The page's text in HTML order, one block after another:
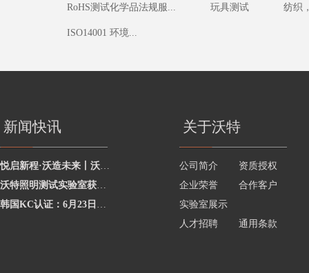
RoHS测试化学品法规服... 玩具测试 纺织
ISO14001 环境...
新闻快讯
悦启新程·沃造未来丨沃特学院2026年度讲师聘任暨2025年度优秀讲师颁奖活动圆
沃特照明测试实验室获澳洲灯具最新标准CNAS资质，助力企业合规出海澳洲市场
韩国KC认证：6月23日起将执行更严格的网络摄像头安全要求
关于沃特
公司简介
资质授权
企业荣誉
合作客户
实验室展示
人才招聘
通用条款